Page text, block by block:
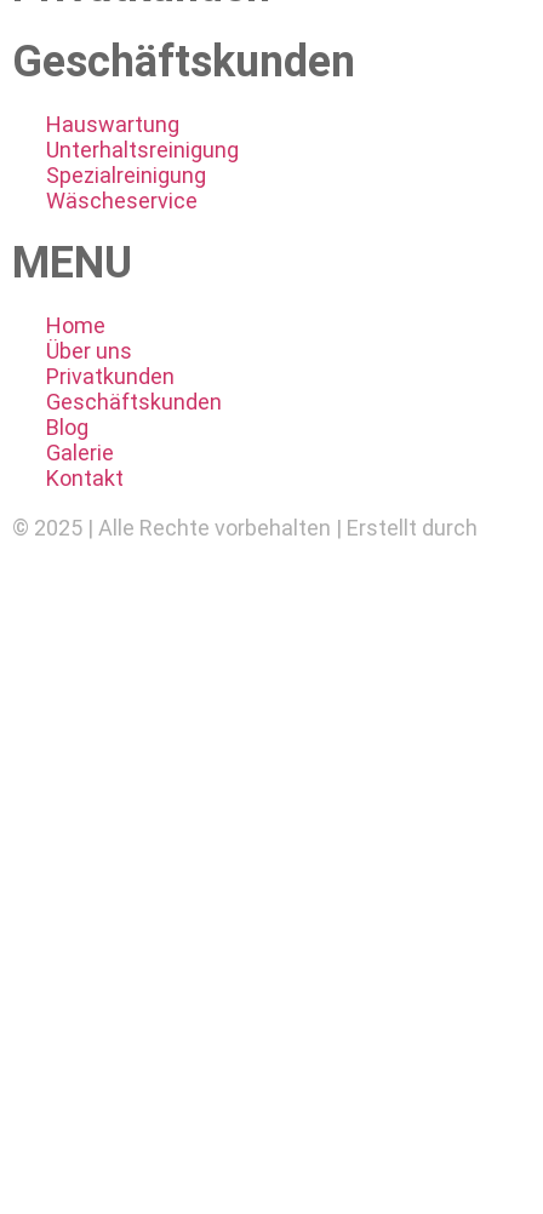
Geschäftskunden
Hauswartung
Unterhaltsreinigung
Spezialreinigung
Wäscheservice
MENU
Home
Über uns
Privatkunden
Geschäftskunden
Blog
Galerie
Kontakt
© 2025 | Alle Rechte vorbehalten | Erstellt durch